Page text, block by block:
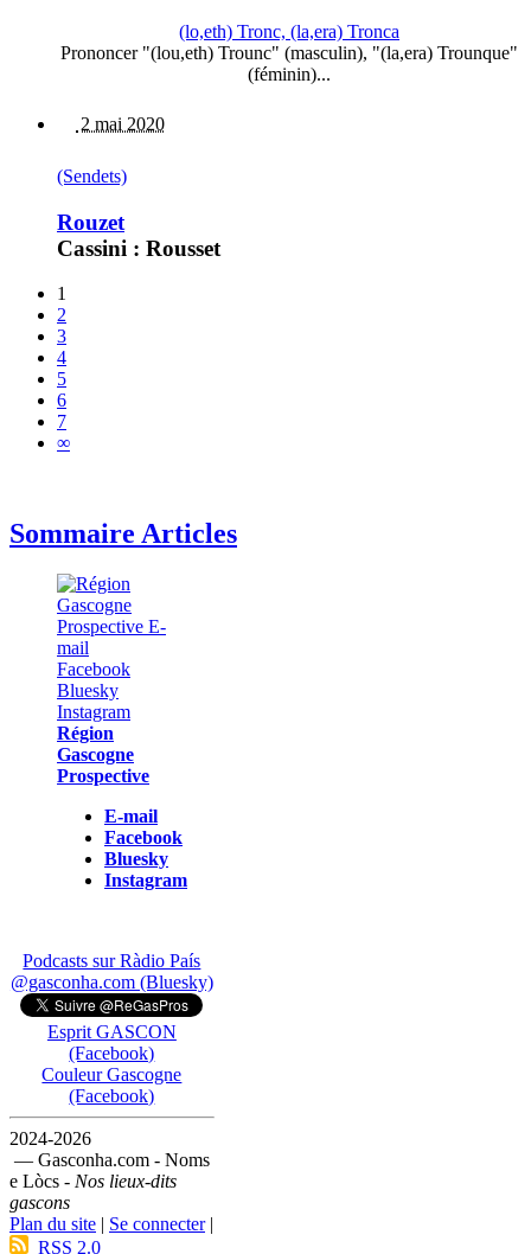
(lo,eth) Tronc, (la,era) Tronca
Prononcer "(lou,eth) Trounc" (masculin), "(la,era) Trounque"
(féminin)...
2 mai 2020
(Sendets)
Rouzet
Cassini : Rousset
1
2
3
4
5
6
7
∞
Sommaire Articles
Région
Gascogne
Prospective
E-mail
Facebook
Bluesky
Instagram
Podcasts sur Ràdio País
@gasconha.com (Bluesky)
Esprit GASCON
(Facebook)
Couleur Gascogne
(Facebook)
2024-2026
— Gasconha.com - Noms
e Lòcs - Nos lieux-dits
gascons
Plan du site | Se connecter|
RSS 2.0